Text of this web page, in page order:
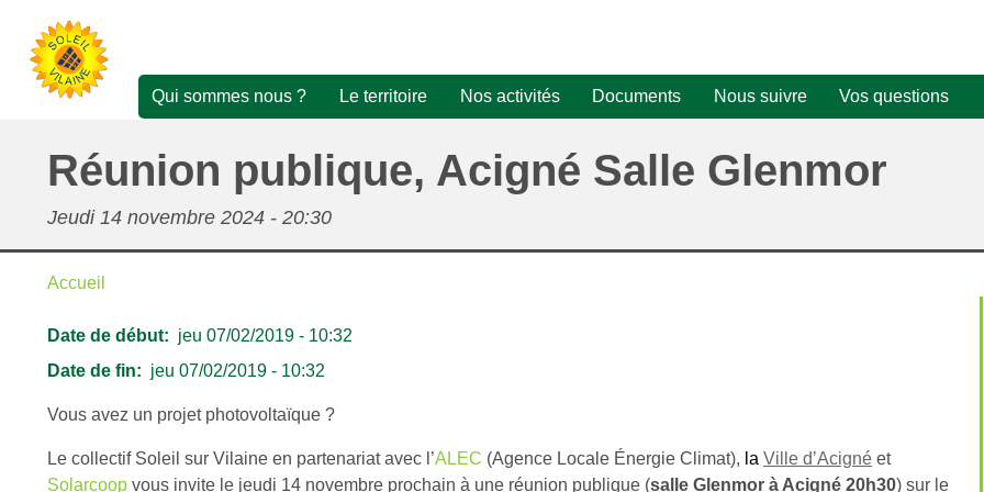
contenu
principal
Navigation
principale
Qui sommes nous ? Le territoire Nos activités
photovoltaïques
Achat groupé kits
Documents
Newsletter Sept. 2022
Nous suivre Vos questions
Réunion publique, Acigné Salle Glenmor
Jeudi 14 novembre 2024 - 20:30
d'Ariane
Accueil
Date de début
jeu 07/02/2019 - 10:32
Date de fin
jeu 07/02/2019 - 10:32
Vous avez un projet photovoltaïque ?
Le collectif Soleil sur Vilaine en partenariat avec l’ALEC (Agence Locale Énergie Climat), la Ville d’Acigné et
Solarcoop vous invite le jeudi 14 novembre prochain à une réunion publique (salle Glenmor à Acigné 20h30) sur le